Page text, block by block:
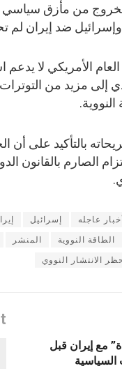
من مأزق سياسي
وإسرائيل ضد إيران لم
الأمريكي لا
إلى مزيد من
بالتأكيد على
الصارم
أخبار عاجله إسرائيل
الطاقة النووية المنشر
الانتشار النووي
مع إيران قبل